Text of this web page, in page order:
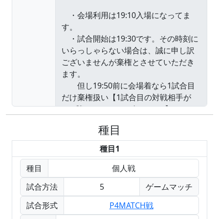
種目
種目1
種目
個人戦
試合方法
5
ゲームマッチ
試合形式
P4MATCH戦